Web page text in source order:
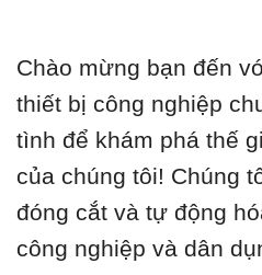
Chào mừng bạn đến
thiết bị công nghiệp
tình để khám phá thế
của chúng tôi! Chúng
đóng cắt và tự động
công nghiệp và dân